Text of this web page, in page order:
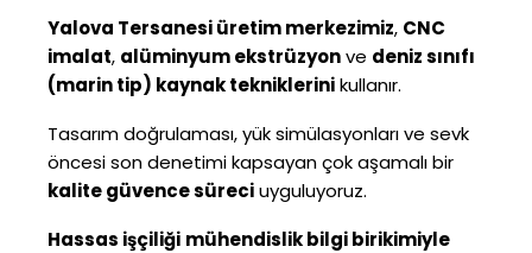
Yalova Tersanesi üretim merkezimiz, CNC
imalat, alüminyum ekstrüzyonve deniz sınıfı
(marin tip) kaynak tekniklerinikullanır.
Tasarım doğrulaması, yük simülasyonları ve sevk
öncesi son denetimi kapsayan çok aşamalı bir
kalite güvence süreciuyguluyoruz.
Hassas işçiliği mühendislik bilgi birikimiyle